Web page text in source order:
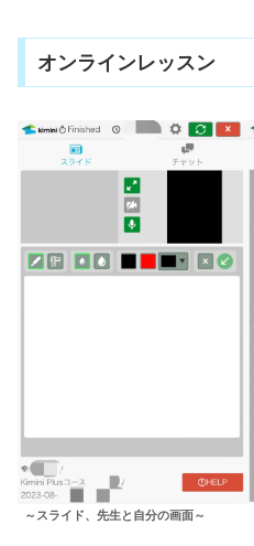
オンラインレッスン
～スライド、先生と自分の画面～